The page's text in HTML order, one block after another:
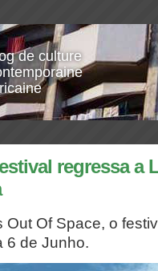
de culture
regressa a
Of Space, o
6 de Junho.